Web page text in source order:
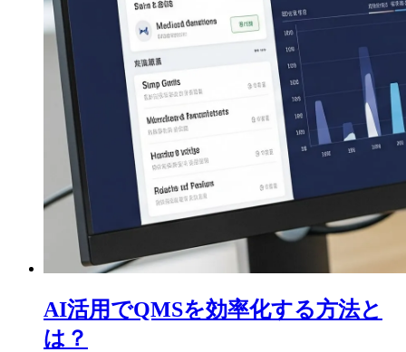
AI活用でQMSを効率化する方法と
は？